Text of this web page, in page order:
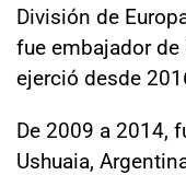
División de
fue embajador de
ejerció desde
De 2009 a 2014,
Ushuaia,